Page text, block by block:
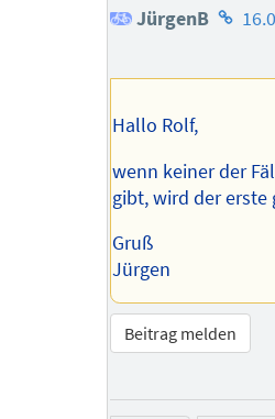
JürgenB
Autors
Hallo Rolf,
wenn keiner der
gibt, wird der erste
Gruß
Jürgen
Beitrag melden